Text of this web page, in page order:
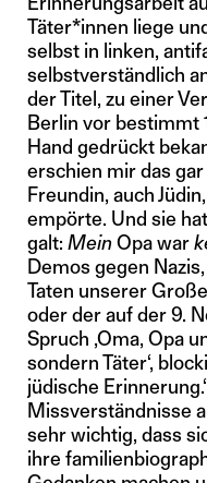
Täter*innen liege
selbst in linken,
selbstverständlich
der Titel, zu einer
Berlin vor bestimmt
Hand gedrückt
erschien mir das
Freundin, auch
empörte. Und sie
galt:MeinOpa war
Demos gegen
Taten unserer
oder der auf der 9.
Spruch ,Oma, Opa
sondern Täter‘,
jüdische
Missverständnisse
sehr wichtig, dass
ihre